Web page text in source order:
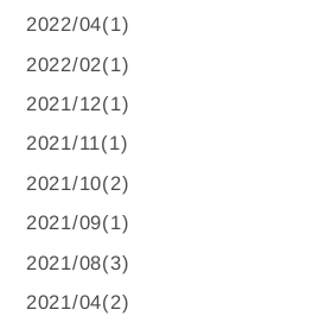
2022/04(1)
2022/02(1)
2021/12(1)
2021/11(1)
2021/10(2)
2021/09(1)
2021/08(3)
2021/04(2)